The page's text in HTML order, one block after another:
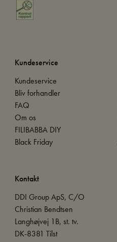
Kundeservice
Kundeservice
Bliv forhandler
FAQ
Om os
FILIBABBA DIY
Black Friday
Kontakt
DDI Group ApS, C/O
Christian Bendtsen
Langhøjvej 1B, st. tv.
DK-8381 Tilst